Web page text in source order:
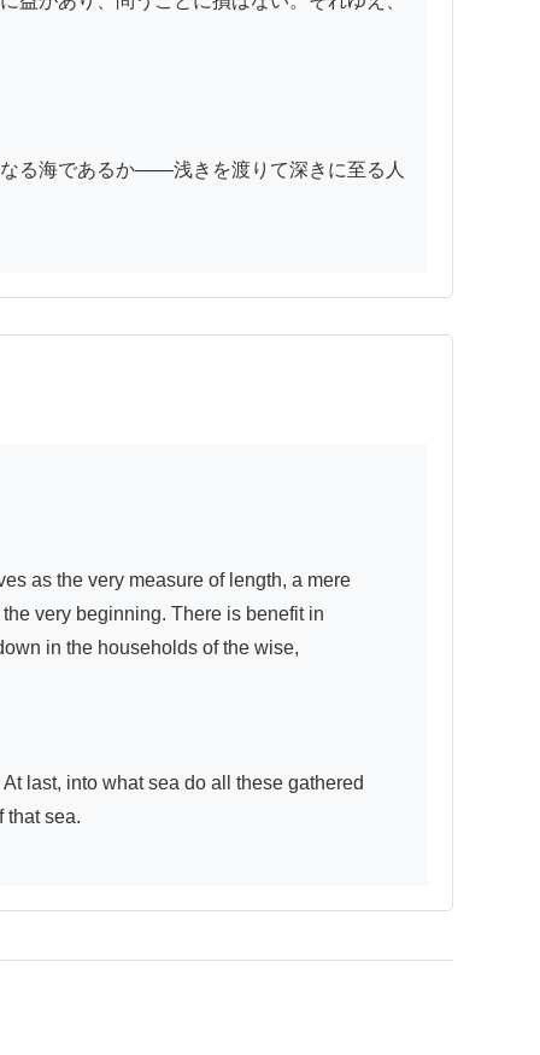
る海であるか——浅きを渡りて深きに至る人
as the very measure of length, a mere
very beginning. There is benefit in
in the households of the wise,
last, into what sea do all these gathered
that sea.